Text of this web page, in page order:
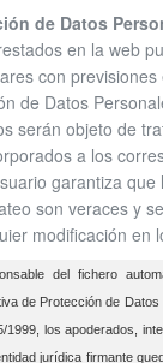
de Datos
en la web
con
de Datos
serán objeto de
a los
garantiza
son veraces y
modificación en
del fichero
de Protección de
1999, los apoderados,
jurídica firmante